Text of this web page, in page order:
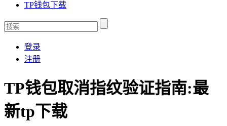
TP钱包下载
登录
注册
TP钱包取消指纹验证指南:最
新tp下载